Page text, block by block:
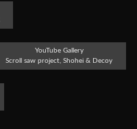
YouTube Gallery
Scroll saw project, Shohei & Decoy